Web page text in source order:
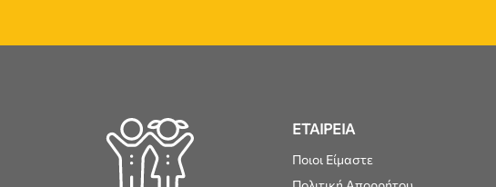
ΕΤΑΙΡΕΙΑ
Ποιοι Είμαστε